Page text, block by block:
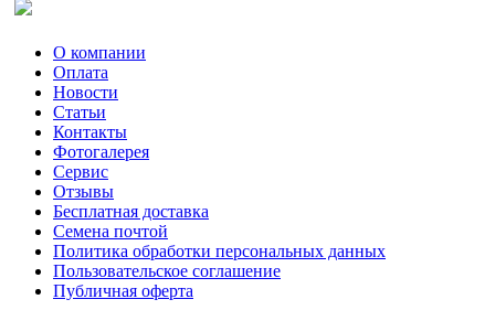
О компании
Оплата
Новости
Статьи
Контакты
Фотогалерея​
Сервис
Отзывы
Бесплатная доставка
Семена почтой
Политика обработки персональных данных
Пользовательское соглашение
Публичная оферта